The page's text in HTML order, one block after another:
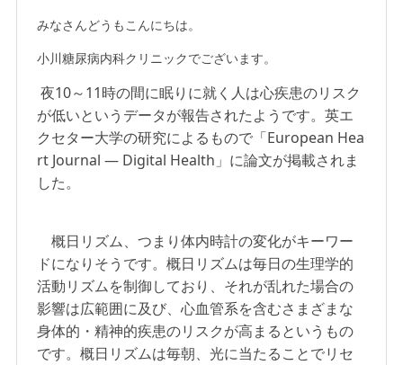
みなさんどうもこんにちは。
小川糖尿病内科クリニックでございます。
夜10～11時の間に眠りに就く人は心疾患のリスク
が低いというデータが報告されたようです。英エ
クセター大学の研究によるもので「European Hea
rt Journal ― Digital Health」に論文が掲載されま
した。
概日リズム、つまり体内時計の変化がキーワー
ドになりそうです。概日リズムは毎日の生理学的
活動リズムを制御しており、それが乱れた場合の
影響は広範囲に及び、心血管系を含むさまざまな
身体的・精神的疾患のリスクが高まるというもの
です。概日リズムは毎朝、光に当たることでリセ